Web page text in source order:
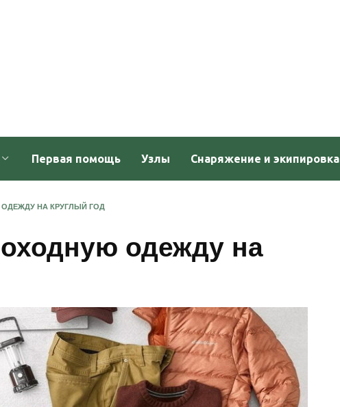
Первая помощь Узлы Снаряжение и экипировка
НА КРУГЛЫЙ ГОД
одежду на